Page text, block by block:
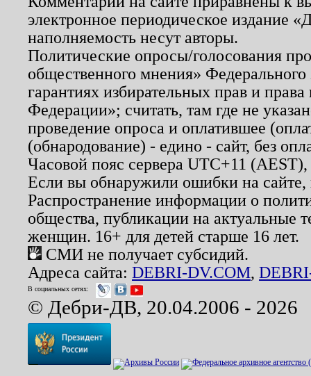
электронное периодическое издание
наполняемость несут авторы.
Политические опросы/голосования
общественного мнения»
гарантиях избирательных прав и
Федерации»; считать, там где не
проведение опроса и оплатившее
(обнародование) - едино - сайт, без
Часовой пояс сервера UTC+11
Если вы обнаружили ошибки на
Распространение информации о
общества, публикации на актуальные
женщин. 16+ для детей старше 16 лет.
СМИ не получает субсидий.
Адреса сайта: DEBRI-DV.COM,
В социальных сетях:
© Дебри-ДВ, 20.04.2006 - 2026